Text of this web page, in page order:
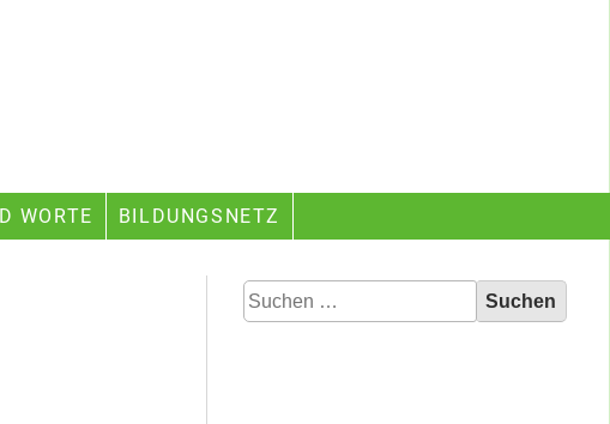
WORTE BILDUNGSNETZ
Suchen
nach: